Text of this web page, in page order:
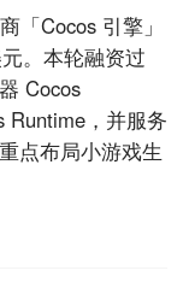
「Cocos 引擎」
。本轮融资过
Cocos
Runtime，并服务
点布局小游戏生